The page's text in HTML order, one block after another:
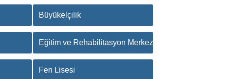
Büyükelçilik
Eğitim ve Rehabilitasyon Merkezi
Fen Lisesi